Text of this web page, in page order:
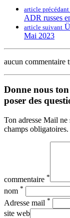
article précédant
ADR russes
article suivant
Mai 2023
aucun commentaire
Donne nous
poser des
Ton adresse Mail ne
champs obligatoires.
commentaire *
nom *
Adresse mail *
site web